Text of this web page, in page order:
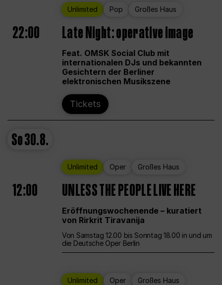
Unlimited Pop Großes Haus
22:00 Late Night: operative image
Feat. OMSK Social Club mit
internationalen DJs und bekannten
Gesichtern der Berliner
elektronischen Musikszene
Tickets
So30.8.
Unlimited Oper Großes Haus
12:00 UNLESS THE PEOPLE LIVE HERE
Eröffnungswochenende – kuratiert
von Rirkrit Tiravanija
Von Samstag 12.00 bis Sonntag 18.00 in und um
die Deutsche Oper Berlin
Unlimited Oper Großes Haus